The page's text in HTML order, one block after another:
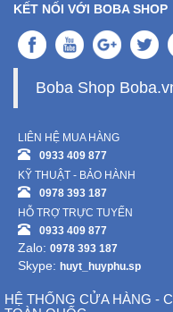
KẾT NỐI VỚI BOBA SHOP
Boba Shop
LIÊN HỆ MUA HÀNG
0933 409 877
KỸ THUẬT - BẢO HÀNH
0978 393 187
HỖ TRỢ TRỰC TUYẾN
0933 409 877
Zalo: 0978 393 187
Skype: huyt_huyphu.sp
HỆ THỐNG CỬA HÀNG -